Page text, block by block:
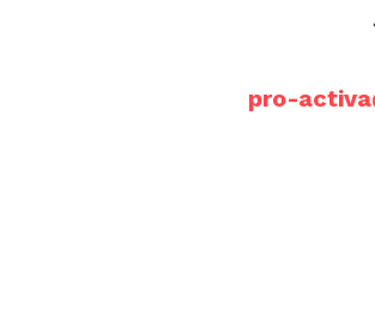
pro-